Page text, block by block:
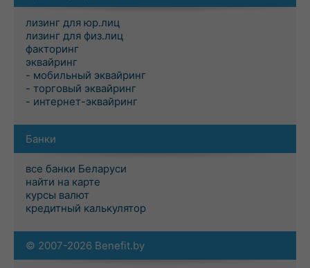
лизинг для юр.лиц
лизинг для физ.лиц
факторинг
эквайринг
- мобильный эквайринг
- торговый эквайринг
- интернет-эквайринг
Банки
все банки Беларуси
найти на карте
курсы валют
кредитный калькулятор
© 2007-2026 Benefit.by